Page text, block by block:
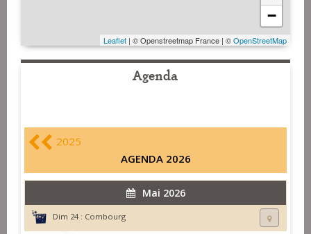
−
Leaflet | © Openstreetmap France | ©OpenStreetMap
Agenda
2025
AGENDA 2026
Mai 2026
Dim 24 : Combourg